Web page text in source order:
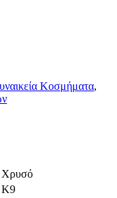
Κοσμήματα,
Χρυσό
K9